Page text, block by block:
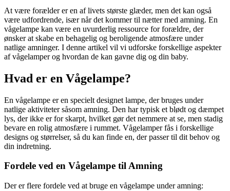
At være forælder er en af livets største glæder, men det kan også
være udfordrende, især når det kommer til nætter med amning. En
vågelampe kan være en uvurderlig ressource for forældre, der
ønsker at skabe en behagelig og beroligende atmosfære under
natlige amninger. I denne artikel vil vi udforske forskellige aspekter
af vågelamper og hvordan de kan gavne dig og din baby.
Hvad er en Vågelampe?
En vågelampe er en specielt designet lampe, der bruges under
natlige aktiviteter såsom amning. Den har typisk et blødt og dæmpet
lys, der ikke er for skarpt, hvilket gør det nemmere at se, men stadig
bevare en rolig atmosfære i rummet. Vågelamper fås i forskellige
designs og størrelser, så du kan finde en, der passer til dit behov og
din indretning.
Fordele ved en Vågelampe til Amning
Der er flere fordele ved at bruge en vågelampe under amning: